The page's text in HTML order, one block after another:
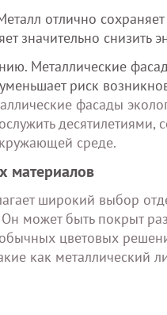
отлично
значительно
Металлические
риск
фасады
среде.
материалов
широкий выбор
может быть покрыт
цветовых
как металлический